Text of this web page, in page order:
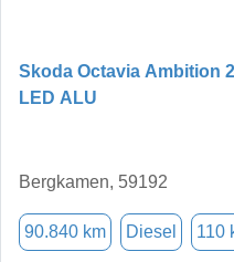
Skoda Octavia Ambition
LED ALU
Bergkamen, 59192
90.840 km Diesel 110